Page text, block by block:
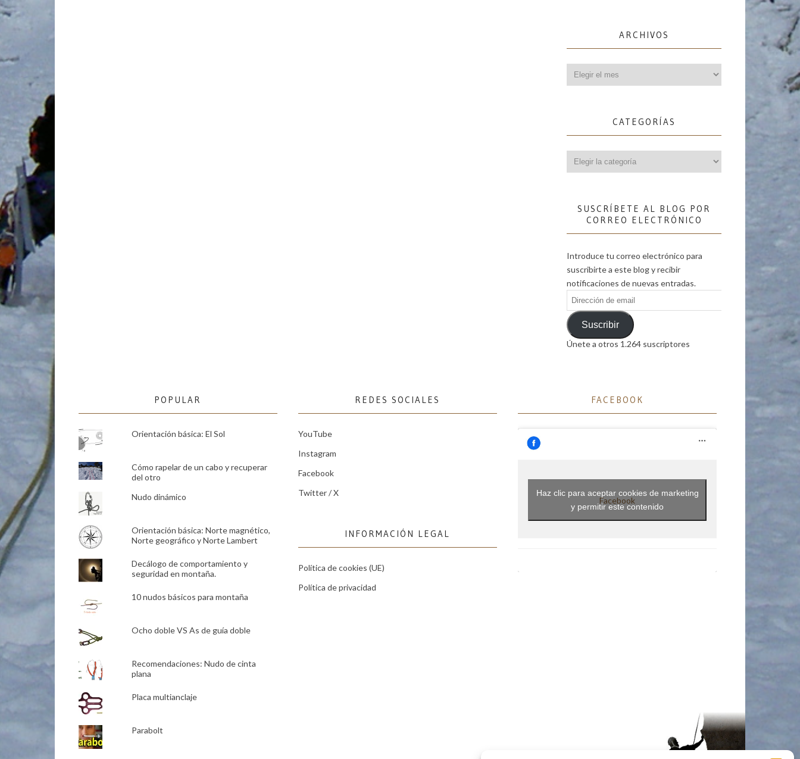
ARCHIVOS
CATEGORÍAS
SUSCRÍBETE AL BLOG POR
CORREO ELECTRÓNICO
Introduce tu correo electrónico para
suscribirte a este blog y recibir
notificaciones de nuevas entradas.
Dirección
de
emailSuscribir
Únete a otros 1.264 suscriptores
POPULAR
Orientación básica: El Sol
Cómo rapelar de un cabo y recuperar
del otro
Nudo dinámico
Orientación básica: Norte magnético,
Norte geográfico y Norte Lambert
Decálogo de comportamiento y
seguridad en montaña.
10 nudos básicos para montaña
Ocho doble VS As de guía doble
Recomendaciones: Nudo de cinta
plana
Placa multianclaje
Parabolt
REDES SOCIALES
YouTube
Instagram
Facebook
Twitter / X
INFORMACIÓN LEGAL
Política de cookies (UE)
Política de privacidad
FACEBOOK
Facebook
Haz clic para aceptar cookies de marketing
y permitir este contenido